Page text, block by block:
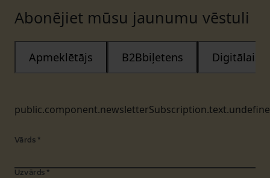
Abonējiet mūsu jaunumu vēstuli
Apmeklētājs B2Bbiļetens Digitālais
Vārds *
Uzvārds *